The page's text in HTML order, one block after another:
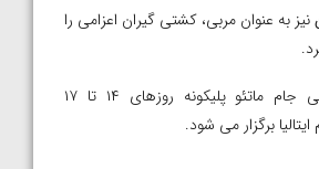
نیز به عنوان مربی، کشتی گیران اعزامی را
رقابتهای بین المللی جام ماتئو پلیکونه روزهای ۱۴ تا ۱۷
برگزار می شود.